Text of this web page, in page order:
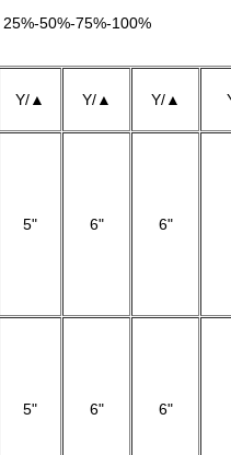
25%-50%-75%-100%
Y/▲ Y/▲ Y/▲
5" 6" 6"
5" 6" 6"